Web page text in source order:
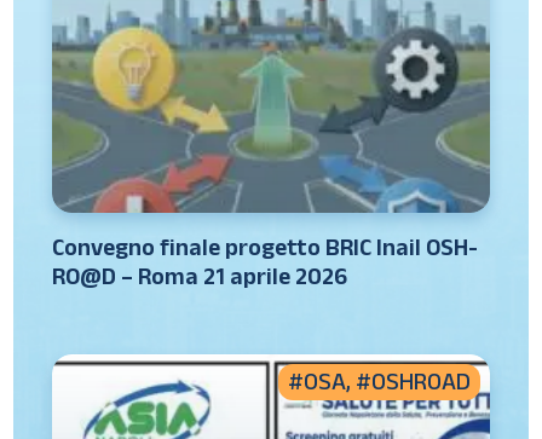
Convegno finale progetto BRIC Inail OSH-
RO@D – Roma 21 aprile 2026
#OSA, #OSHROAD